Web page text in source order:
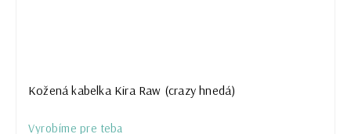
Kožená kabelka Kira Raw (crazy hnedá)
Vyrobíme pre teba